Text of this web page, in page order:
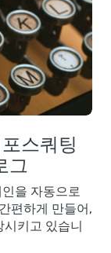
스쿼팅
그
을 자동으로
편하게 만들어,
키고 있습니